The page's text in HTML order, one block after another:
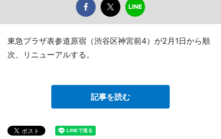
東急プラザ表参道原宿（渋谷区神宮前4）が2月1日から順
次、リニューアルする。
記事を読む